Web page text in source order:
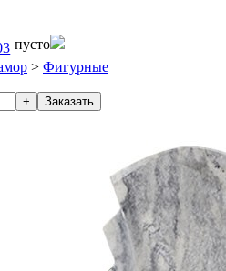
пусто
> Фигурные